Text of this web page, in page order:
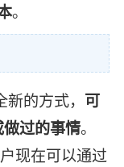
。
的方式， 可
过的事情。
现在可以通过